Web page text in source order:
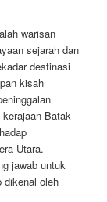
warisan
sejarah dan
destinasi
kisah
Batak
Utara.
jawab untuk
dikenal oleh